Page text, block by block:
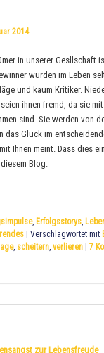
2014
in unserer Gesllschaft
würden im Leben
und kaum Kritiker.
ihnen fremd, da sie
sind. Sie werden von
das Glück im
Ihnen meint. Dass dies
Blog.
, Erfolgsstorys,
|Verschlagwortet mit
, scheitern,verlieren |7
zur Lebensfreude